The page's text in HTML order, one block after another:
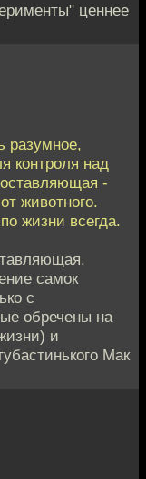
ценнее
разумное,
контроля над
-
животного.
жизни всегда.
самок
с
обречены на
и
Мак